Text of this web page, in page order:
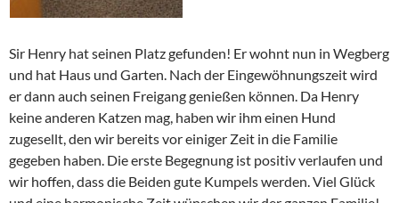
Sir Henry hat seinen Platz gefunden! Er wohnt nun in Wegberg
und hat Haus und Garten. Nach der Eingewöhnungszeit wird
er dann auch seinen Freigang genießen können. Da Henry
keine anderen Katzen mag, haben wir ihm einen Hund
zugesellt, den wir bereits vor einiger Zeit in die Familie
gegeben haben. Die erste Begegnung ist positiv verlaufen und
wir hoffen, dass die Beiden gute Kumpels werden. Viel Glück